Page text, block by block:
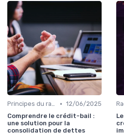
Principes du rachat de crédit • 12/06/2025
Comprendre le crédit-bail :
une solution pour la
consolidation de dettes